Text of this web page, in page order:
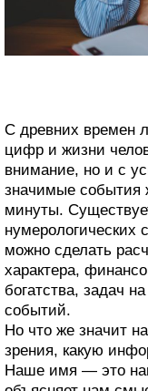
С древних времен
цифр и жизни
внимание, но и с
значимые события
минуты.
нумерологических
можно сделать
характера,
богатства, задач
событий.
Но что же значит
зрения, какую
Наше имя — это